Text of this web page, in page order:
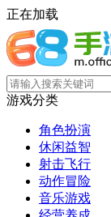
正在加载
游戏分类
角色扮演
休闲益智
射击飞行
动作冒险
音乐游戏